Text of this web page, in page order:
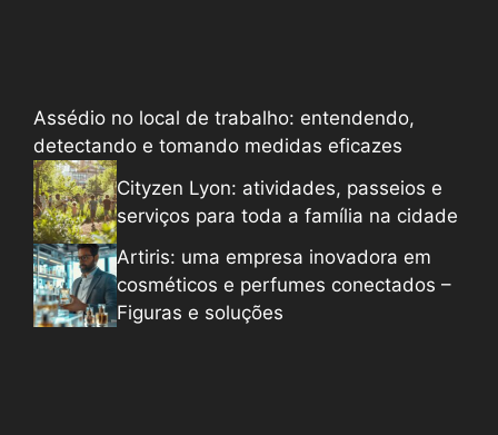
Assédio no local de trabalho: entendendo,
detectando e tomando medidas eficazes
Cityzen Lyon: atividades, passeios e
serviços para toda a família na cidade
Artiris: uma empresa inovadora em
cosméticos e perfumes conectados –
Figuras e soluções